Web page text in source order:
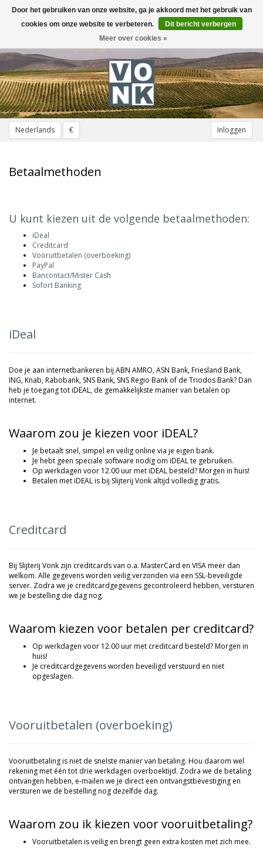
Nederlands € Inloggen
Toggle
navigation
Betaalmethoden
U kunt kiezen uit de volgende betaalmethoden:
iDeal
Creditcard
Vooruitbetalen (overboeking)
PayPal
Bancontact/Mister Cash
Sofort Banking
iDeal
Doe je aan internetbankeren bij ABN AMRO, ASN Bank, Friesland Bank,
ING, Knab, Rabobank, SNS Bank, SNS Regio Bank of de Triodos Bank? Dan
heb je toegang tot iDEAL, de gemakkelijkste manier van betalen op
internet.
Waarom zou je kiezen voor iDEAL?
Je betaalt snel, simpel en veilig online via je eigen bank.
Je hebt geen speciale software nodig om iDEAL te gebruiken.
Op werkdagen voor 12.00 uur met iDEAL besteld? Morgen in huis!
Betalen met iDEAL is bij Slijterij Vonk altijd volledig gratis.
Creditcard
Bij Slijterij Vonk zijn creditcards van o.a. MasterCard en VISA meer dan
welkom. Alle gegevens worden veilig verzonden via een SSL-beveiligde
server. Zodra we je creditcardgegevens gecontroleerd hebben, versturen
we je bestelling die dag nog.
Waarom kiezen voor betalen per creditcard?
Op werkdagen voor 12.00 uur met creditcard besteld? Morgen in
huis!
Je creditcardgegevens worden beveiligd verstuurd en niet
opgeslagen.
Vooruitbetalen (overboeking)
Vooruitbetaling is niet de snelste manier van betaling. Hou daarom wel
rekening met één tot drie werkdagen overboektijd. Zodra we de betaling
ontvangen hebben, e-mailen we je direct een ontvangstbevestiging en
versturen we de bestelling nog dezelfde dag.
Waarom zou ik kiezen voor vooruitbetaling?
Vooruitbetalen is veilig en brengt geen extra kosten met zich mee.
Door het gebruiken van onze website, ga je akkoord met het gebruik van
cookies om onze website te verbeteren.
Dit bericht verbergen
Meer over cookies »